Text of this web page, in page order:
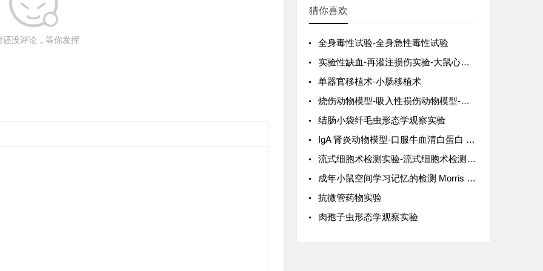
还没评论，等你发挥
猜你喜欢
全身毒性试验-全身急性毒性试验
实验性缺血-再灌注损伤实验-大鼠心脏缺血-再灌注损伤法
单器官移植术-小肠移植术
烧伤动物模型-吸入性损伤动物模型-烟雾吸入性损伤动物模型
结肠小袋纤毛虫形态学观察实验
IgA 肾炎动物模型-口服牛血清白蛋白 (BSA) 和葡萄球菌肠毒素 B(SEB) 复合法诱发大鼠 IgA 肾炎模型
流式细胞术检测实验-流式细胞术检测检测胎肝 Lin-c-Kit+Sca-1+细胞数
成年小鼠空间学习记忆的检测 Morris 水迷宫实验-Y 迷宫实验（Y-Maze）
抗微管药物实验
肉孢子虫形态学观察实验